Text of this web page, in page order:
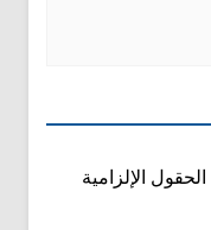
الحقول الإلزامية